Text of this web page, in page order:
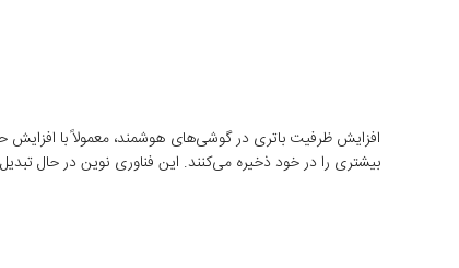
بیشتری را در خود ذخیره می‌کنند. این فناوری نوین در حال